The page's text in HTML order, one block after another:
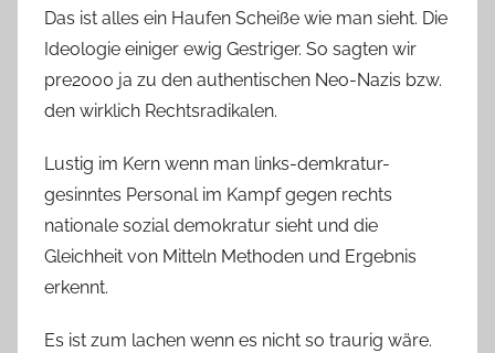
Das ist alles ein Haufen Scheiße wie man sieht. Die
Ideologie einiger ewig Gestriger. So sagten wir
pre2000 ja zu den authentischen Neo-Nazis bzw.
den wirklich Rechtsradikalen.
Lustig im Kern wenn man links-demkratur-
gesinntes Personal im Kampf gegen rechts
nationale sozial demokratur sieht und die
Gleichheit von Mitteln Methoden und Ergebnis
erkennt.
Es ist zum lachen wenn es nicht so traurig wäre.